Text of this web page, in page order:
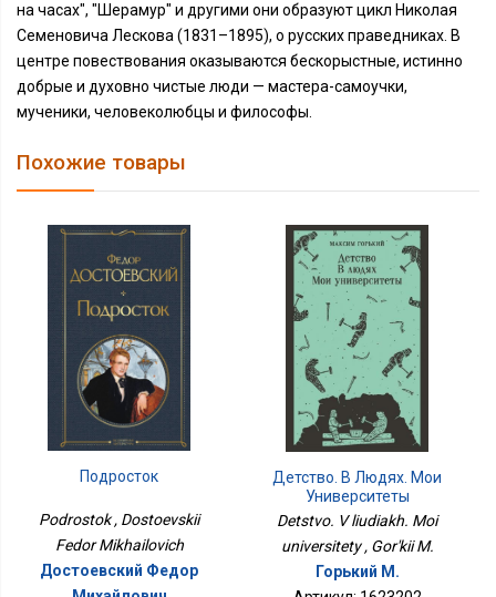
на часах", "Шерамур" и другими они образуют цикл Николая
Семеновича Лескова (1831–1895), о русских праведниках. В
центре повествования оказываются бескорыстные, истинно
добрые и духовно чистые люди — мастера-самоучки,
мученики, человеколюбцы и философы.
Похожие товары
Подросток
Podrostok , Dostoevskii
Fedor Mikhailovich
Достоевский Федор
Детство. В Людях. Мои
Университеты
Detstvo. V liudiakh. Moi
universitety , Gor'kii M.
Горький М.